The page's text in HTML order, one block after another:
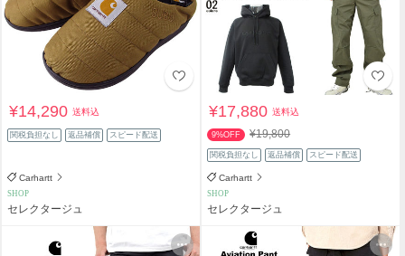
¥14,290送料込
関税負担なし 返品補償 スピード配送
Carhartt
SHOP
セレクタージュ
¥17,880送料込
9%OFF ¥19,800
関税負担なし 返品補償 スピード配送
Carhartt
SHOP
セレクタージュ